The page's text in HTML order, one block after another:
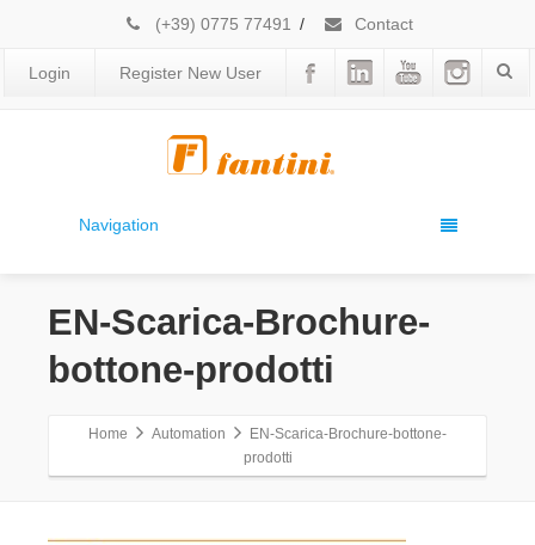
(+39) 0775 77491 / Contact
Login Register New User
Navigation
EN-Scarica-Brochure-
bottone-prodotti
Home Automation
EN-Scarica-Brochure-bottone-
prodotti